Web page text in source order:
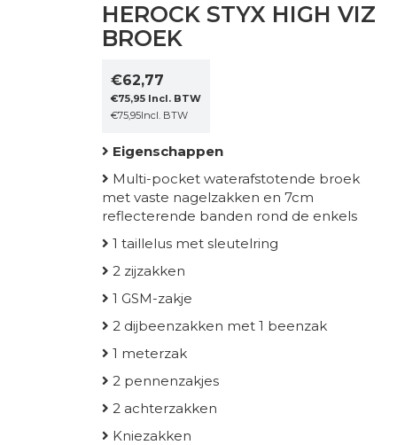
HEROCK STYX HIGH VIZ
BROEK
€62,77
€75,95 Incl. BTW
€75,95Incl. BTW
Eigenschappen
Multi-pocket waterafstotende broek
met vaste nagelzakken en 7cm
reflecterende banden rond de enkels
1 taillelus met sleutelring
2 zijzakken
1 GSM-zakje
2 dijbeenzakken met 1 beenzak
1 meterzak
2 pennenzakjes
2 achterzakken
Kniezakken